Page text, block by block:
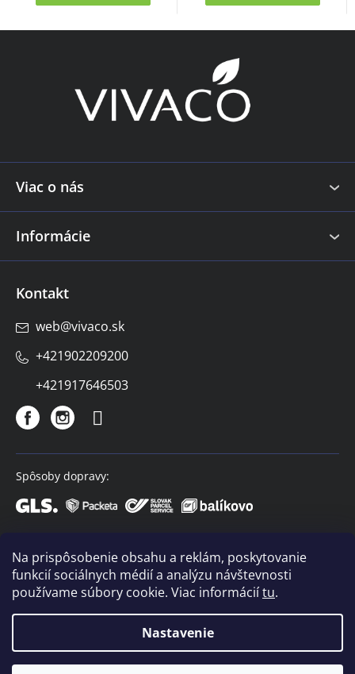
Na prispôsobenie obsahu a reklám, poskytovanie
funkcií sociálnych médií a analýzu návštevnosti
používame súbory cookie. Viac informáciítu.
Nastavenie
i
Viac o nás
Informácie
Kontakt
web@vivaco.sk
+421902209200
+421917646503
Spôsoby dopravy:
Spôsoby platby:
VIVACO. Všetky práva vyhradené.